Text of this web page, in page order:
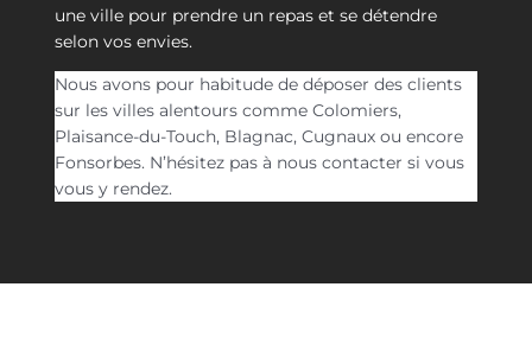
une ville pour prendre un repas et se détendre
selon vos envies.
Nous avons pour habitude de déposer des clients
sur les villes alentours comme Colomiers,
Plaisance-du-Touch, Blagnac, Cugnaux ou encore
Fonsorbes. N’hésitez pas à nous contacter si vous
vous y rendez.